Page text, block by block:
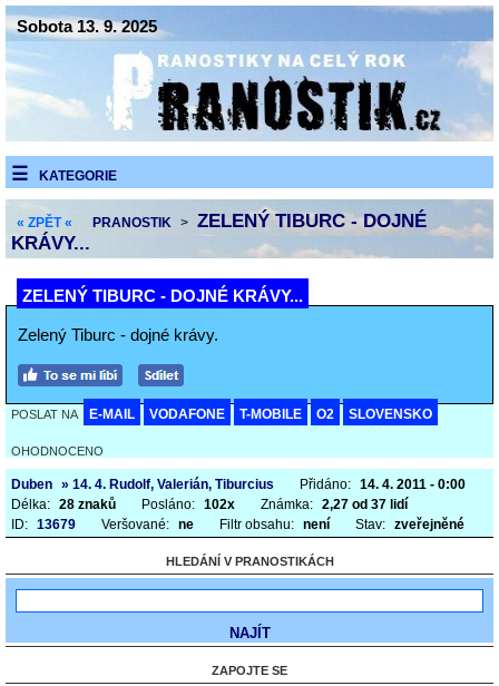
Sobota 13. 9. 2025
KATEGORIE
« ZPĚT « PRANOSTIK > ZELENÝ TIBURC - DOJNÉ
KRÁVY...
ZELENÝ TIBURC - DOJNÉ KRÁVY...
Zelený Tiburc - dojné krávy.
POSLAT NA E-MAIL VODAFONE T-MOBILE O2 SLOVENSKO
OHODNOCENO
Duben » 14. 4. Rudolf, Valerián, Tiburcius Přidáno: 14. 4. 2011 - 0:00
Délka: 28 znaků Posláno: 102x Známka: 2,27 od 37 lidí
ID: 13679 Veršované: ne Filtr obsahu: není Stav: zveřejněné
HLEDÁNÍ V PRANOSTIKÁCH
ZAPOJTE SE